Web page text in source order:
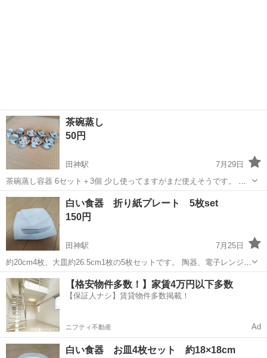
茶碗蒸し
50円
田神駅
7月29日
茶碗蒸し容器 6セット＋3個 少し使ってますがまだ使えそうです。 手
渡し希望です。
岐阜 岐阜市 田神駅 食器 茶碗蒸し
白い食器 折り紙プレート 5枚set
150円
田神駅
7月25日
約20cm4枚、大皿約26.5cm1枚の5枚セットです。 陶器、電子レンジ使
用可。 ※小さい方のお皿450～480g/枚 欠けや目立った汚れはござい
ませんが、使用による小傷はあります。あくまで中古になります。ご
了承の上ご...
岐阜 岐阜市 田神駅 食器
【格安物件多数！】家賃4万円以下多数
【保証人ナシ】賃貸物件多数掲載！
ニフティ不動産 Ad
白い食器 お皿4枚セット 約18×18cm